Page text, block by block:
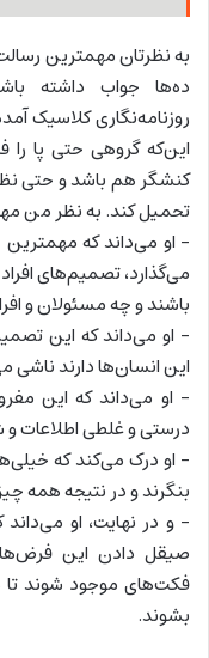
به نظرتان مهمترین
ده‌ها جواب داشته
روزنامه‌نگاری کلاسیک
این‌که گروهی حتی پا را
کنشگر هم باشد و حتی
تحمیل کند. به نظر من
– او می‌داند که
می‌گذارد، تصمیم‌های
باشند و چه مسئولان و
– او می‌داند که این
این انسان‌ها دارند ناشی
– او می‌داند که این
درستی و غلطی اطلاعات و
– او درک می‌کند که
بنگرند و در نتیجه همه
– و در نهایت، او
صیقل دادن این
فکت‌های موجود شوند تا
بشوند.